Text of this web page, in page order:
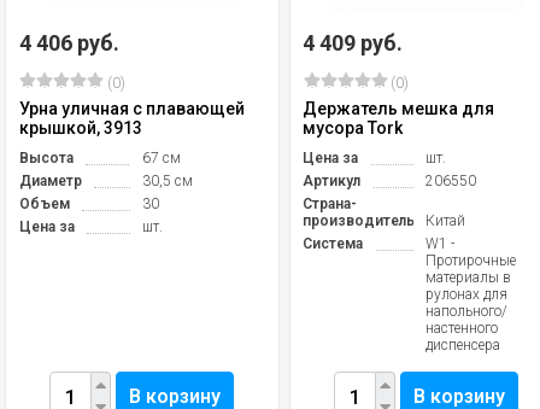
4 406 руб.
(0)
Урна уличная с плавающей
крышкой, 3913
Высота
67 см
Диаметр
30,5 см
Объем
30
Цена за
шт.
В корзину
4 409 руб.
(0)
Держатель мешка для
мусора Tork
Цена за
шт.
Артикул
206550
Страна-
производитель
Китай
Система
W1 -
Протирочные
материалы в
рулонах для
напольного/
настенного
диспенсера
В корзину